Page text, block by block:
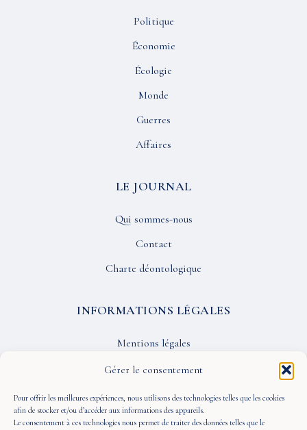
Gérer le consentement
Pour offrir les meilleures expériences, nous utilisons des technologies telles que les cookies
afin de stocker et/ou d’accéder aux informations des appareils.
Le consentement à ces technologies nous permet de traiter des données telles que le
Politique
Économie
Écologie
Monde
Guerres
Affaires
LE JOURNAL
Qui sommes-nous
Contact
Charte déontologique
INFORMATIONS LÉGALES
Mentions légales
Confidentialité
CGU